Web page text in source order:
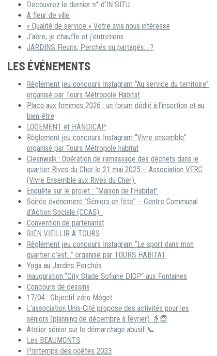
Découvrez le dernier n° d’IN SITU
A fleur de ville
« Qualité de service » Votre avis nous intéresse
J’aère, je chauffe et j’entretiens
JARDINS Fleuris, Perchés ou partagés… ?
LES ÉVÉNEMENTS
Règlement jeu concours Instagram “Au service du territoire”
organisé par Tours Métropole Habitat
Place aux femmes 2026 : un forum dédié à l’insertion et au
bien-être
LOGEMENT et HANDICAP
Règlement jeu concours Instagram “Vivre ensemble”
organisé par Tours Métropole habitat
Cleanwalk : Opération de ramassage des déchets dans le
quartier Rives du Cher le 21 mai 2025 – Association VERC
(Vivre Ensemble aux Rives du Cher)
Enquête sur le projet : “Maison de l’Habitat”
Soirée événement “Séniors en fête” – Centre Communal
d’Action Sociale (CCAS)
Convention de partenariat
BIEN VIEILLIR A TOURS
Règlement jeu concours Instagram “Le sport dans mon
quartier c’est…” organisé par TOURS HABITAT
Yoga au Jardins Perchés
Inauguration “City Stade Sofiane DIOP” aux Fontaines
Concours de dessins
17/04 : Objectif zéro Mégot
L’association Unis-Cité propose des activités pour les
séniors (planning de décembre à février) 👵🧓
Atelier sénior sur le démarchage abusif 📞
Les BEAUMONTS
Printemps des poètes 2023